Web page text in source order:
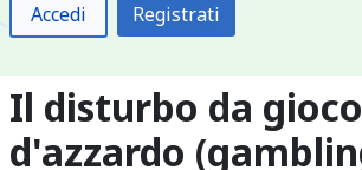
Accedi Registrati
Il disturbo da gioco
d'azzardo